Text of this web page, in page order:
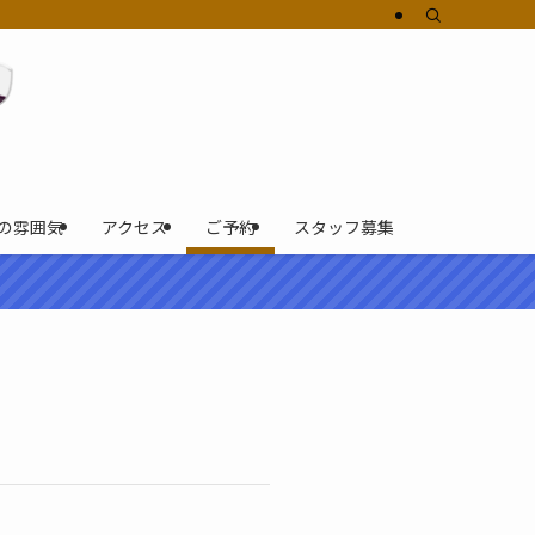
雰囲気 アクセス ご予約 スタッフ募集